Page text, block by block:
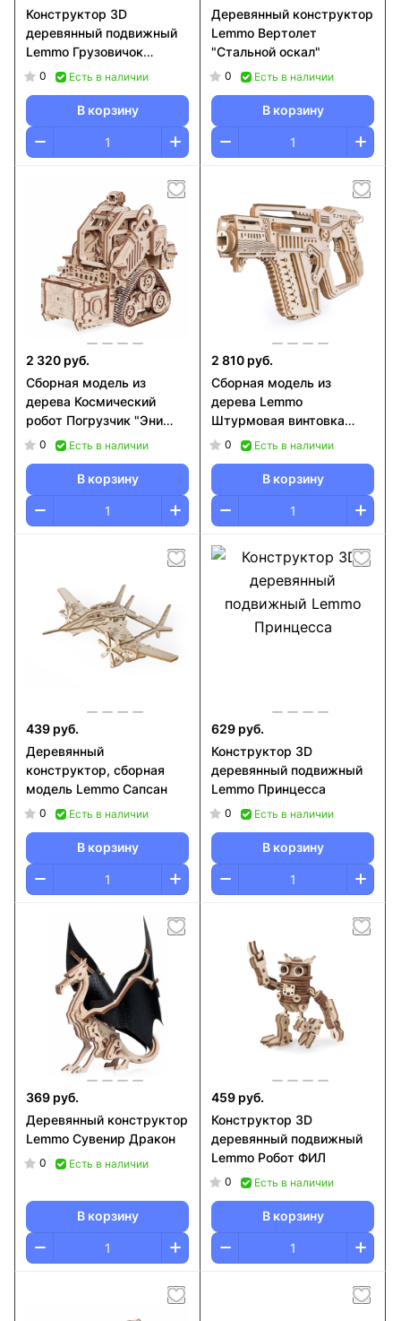
Конструктор 3D
деревянный подвижный
Lemmo Грузовичок
Катюша
0 Есть в наличии
В корзину
Деревянный конструктор
Lemmo Вертолет
"Стальной оскал"
0 Есть в наличии
В корзину
2 320 руб.
Сборная модель из
дерева Космический
робот Погрузчик "Эни
Скай"
0 Есть в наличии
В корзину
2 810 руб.
Сборная модель из
дерева Lemmo
Штурмовая винтовка
"Аспид"
0 Есть в наличии
В корзину
439 руб.
Деревянный
конструктор, сборная
модель Lemmo Сапсан
0 Есть в наличии
В корзину
629 руб.
Конструктор 3D
деревянный подвижный
Lemmo Принцесса
0 Есть в наличии
В корзину
369 руб.
Деревянный конструктор
Lemmo Сувенир Дракон
0 Есть в наличии
В корзину
459 руб.
Конструктор 3D
деревянный подвижный
Lemmo Робот ФИЛ
0 Есть в наличии
В корзину